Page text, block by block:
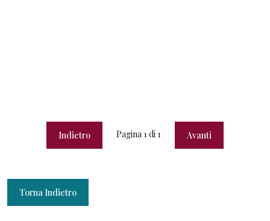
Indietro Pagina 1di 1 Avanti
Torna Indietro